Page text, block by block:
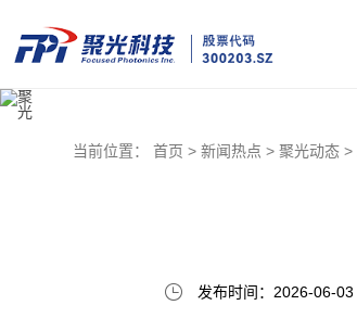
当前位置： 首页 > 新闻热点 > 聚光动态 >
发布时间：2026-06-03